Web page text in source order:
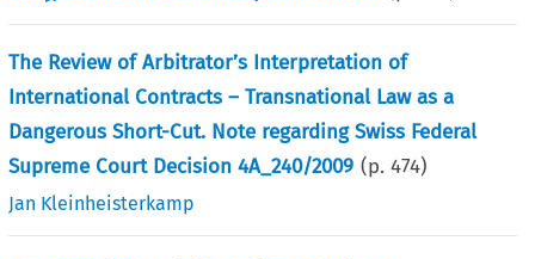
The Review of Arbitrator’s Interpretation of
International Contracts – Transnational Law as a
Dangerous Short-Cut. Note regarding Swiss Federal
Supreme Court Decision 4A_240/2009 (p.474)
Jan Kleinheisterkamp